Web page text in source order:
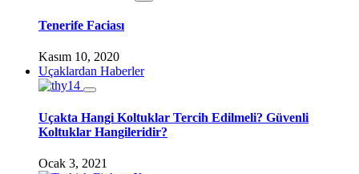
Tenerife Faciası
Kasım 10, 2020
Uçaklardan Haberler
Uçakta Hangi Koltuklar Tercih Edilmeli? Güvenli
Koltuklar Hangileridir?
Ocak 3, 2021